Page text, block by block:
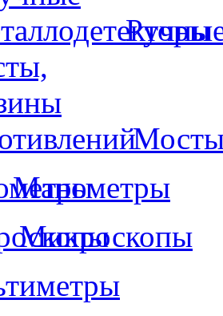
Манометры
Микроскопы